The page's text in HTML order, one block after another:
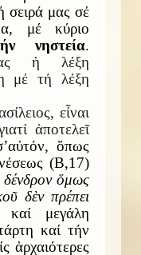
σειρά μας σέ
μέ κύριο
ήννηστεία.
ἡ λέξη
μέ τή λέξη
εἶναι
ἀποτελεῖ
ὅπως
(Β,17)
δένδρονὅμως
ῦδὲν πρέπει
μεγάλη
καί τήν
ἀρχαιότερες